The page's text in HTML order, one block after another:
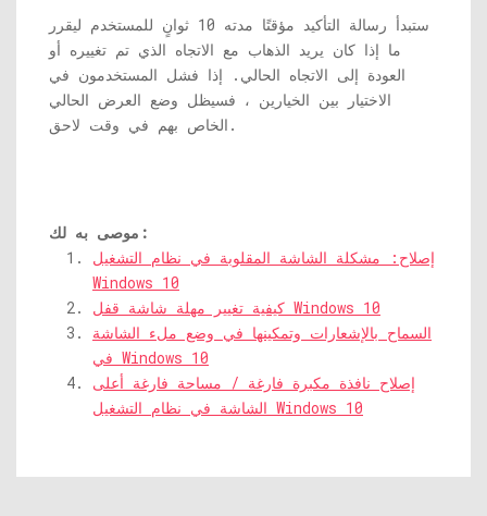
ستبدأ رسالة التأكيد مؤقتًا مدته 10 ثوانٍ للمستخدم ليقرر
ما إذا كان يريد الذهاب مع الاتجاه الذي تم تغييره أو
العودة إلى الاتجاه الحالي. إذا فشل المستخدمون في
الاختيار بين الخيارين ، فسيظل وضع العرض الحالي
الخاص بهم في وقت لاحق.
موصى به لك:
إصلاح: مشكلة الشاشة المقلوبة في نظام التشغيل
Windows 10
كيفية تغيير مهلة شاشة قفل Windows 10
السماح بالإشعارات وتمكينها في وضع ملء الشاشة
في Windows 10
إصلاح نافذة مكبرة فارغة / مساحة فارغة أعلى
الشاشة في نظام التشغيل Windows 10